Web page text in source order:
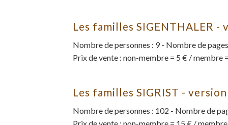
Les familles SIGENTHALER -
Nombre de personnes : 9 - Nombre de
Prix de vente : non-membre = 5 € / membre
Les familles SIGRIST -
Nombre de personnes : 102 - Nombre de